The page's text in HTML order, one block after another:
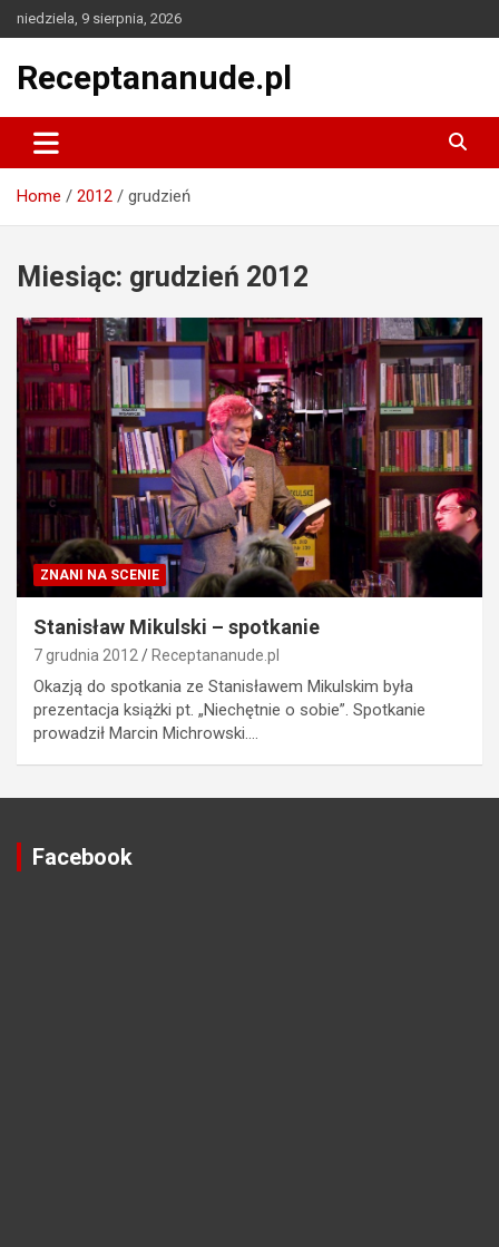
Skip
to
niedziela, 9 sierpnia, 2026
Receptananude.pl
Home 2012 grudzień
Miesiąc: grudzień 2012
ZNANI NA SCENIE
Stanisław Mikulski – spotkanie
7 grudnia 2012 Receptananude.pl
Okazją do spotkania ze Stanisławem Mikulskim była
prezentacja książki pt. „Niechętnie o sobie”. Spotkanie
prowadził Marcin Michrowski.…
Facebook